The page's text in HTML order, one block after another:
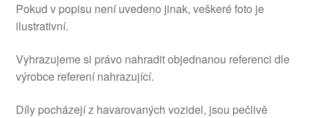
Pokud v popisu není uvedeno jinak, veškeré foto je
ilustrativní.
Vyhrazujeme si právo nahradit objednanou referenci dle
výrobce referení nahrazující.
Díly pocházejí z havarovaných vozidel, jsou pečlivě